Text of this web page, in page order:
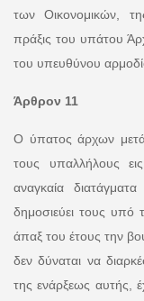
των Οικονομικών,
πράξις του υπάτου
του υπευθύνου
Άρθρον 11
Ο ύπατος άρχων μετά
τους υπαλλήλους
αναγκαία
δημοσιεύει τους υπό
άπαξ του έτους την
δεν δύναται να
της ενάρξεως αυτής,